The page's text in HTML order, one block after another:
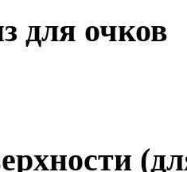
для очков